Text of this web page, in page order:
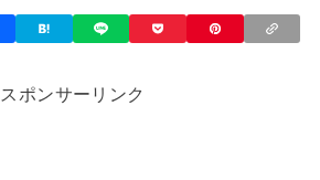
スポンサーリンク